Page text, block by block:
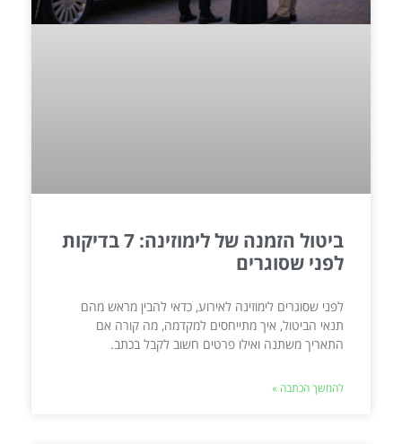
ביטול הזמנה של לימוזינה: 7 בדיקות
לפני שסוגרים
לפני שסוגרים לימוזינה לאירוע, כדאי להבין מראש מהם
תנאי הביטול, איך מתייחסים למקדמה, מה קורה אם
התאריך משתנה ואילו פרטים חשוב לקבל בכתב.
להמשך הכתבה »